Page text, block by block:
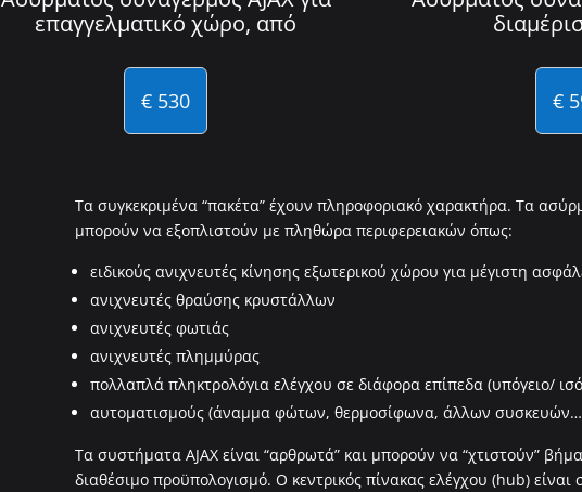
επαγγελματικό χώρο, από
€ 530 €
Τα συγκεκριμένα “πακέτα” έχουν πληροφοριακό χαρακτήρα. Τα
μπορούν να εξοπλιστούν με πληθώρα περιφερειακών όπως:
ειδικούς ανιχνευτές κίνησης εξωτερικού χώρου για μέγιστη
ανιχνευτές θραύσης κρυστάλλων
ανιχνευτές φωτιάς
ανιχνευτές πλημμύρας
πολλαπλά πληκτρολόγια ελέγχου σε διάφορα επίπεδα (υπόγειο/
αυτοματισμούς (άναμμα φώτων, θερμοσίφωνα, άλλων
Τα συστήματα AJAX είναι “αρθρωτά” και μπορούν να “χτιστούν”
διαθέσιμο προϋπολογισμό. Ο κεντρικός πίνακας ελέγχου (hub) είναι